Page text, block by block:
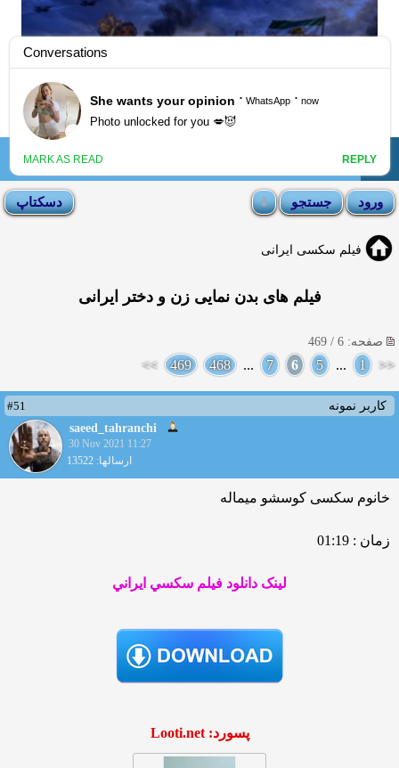
انجمن لوتی ☰
فیلم سکسی ایرانی
فیلم های بدن نمایی زن و دختر ایرانی
صفحه: 6 / 469
<<
1
...
5
6
7
...
468
469
>>
کاربر نمونه
#51
saeed_tahranchi
30 Nov 2021 11:27
ارسالها: 13522
خانوم سکسی کوسشو میماله
زمان : 01:19
لينک دانلود فيلم سکسي ايراني
پسورد: Looti.net